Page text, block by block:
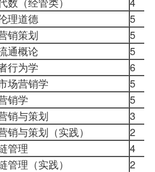
理道德
5
销策划
5
通概论
5
行为学
6
场营销学
5
销学
5
销与策划
3
销与策划（实践）
2
管理
4
管理（实践） 2